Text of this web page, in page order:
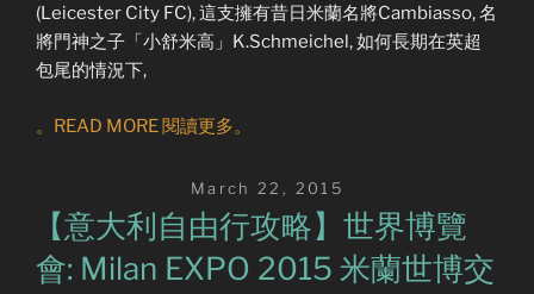
(Leicester City FC), 這支擁有昔日米蘭名將Cambiasso, 名
將門神之子「小舒米高」K.Schmeichel, 如何長期在英超
包尾的情況下,
。READ MORE 閱讀更多。
Posted
on
March 22, 2015
【意大利自由行攻略】世界博覽
會: Milan EXPO 2015 米蘭世博交